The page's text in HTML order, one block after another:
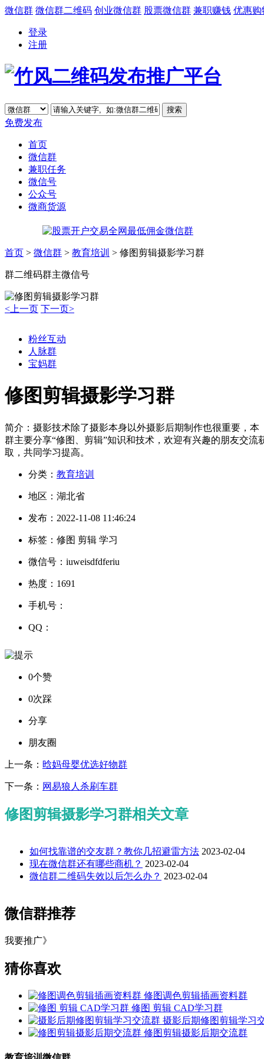
微信群 微信群二维码 创业微信群 股票微信群 兼职赚钱 优惠购
登录
注册
免费发布
首页
微信群
兼职任务
微信号
公众号
微商货源
首页 > 微信群 > 教育培训 > 修图剪辑摄影学习群
群二维码群主微信号
<上一页 下一页>
粉丝互动
人脉群
宝妈群
修图剪辑摄影学习群
简介： 摄影技术除了摄影本身以外摄影后期制作也很重要，本
群主要分享“修图、剪辑”知识和技术，欢迎有兴趣的朋友交流
取，共同学习提高。
分类： 教育培训
地区： 湖北省
发布： 2022-11-08 11:46:24
标签： 修图 剪辑 学习
微信号： iuweisdfdferiu
热度： 1691
手机号：
QQ：
0个赞
0次踩
分享
朋友圈
上一条： 晗妈母婴优选好物群
下一条： 网易狼人杀刷车群
修图剪辑摄影学习群相关文章
如何找靠谱的交友群？教你几招避雷方法 2023-02-04
现在微信群还有哪些商机？ 2023-02-04
微信群二维码失效以后怎么办？ 2023-02-04
微信群推荐
我要推广》
猜你喜欢
修图调色剪辑插画资料群
修图 剪辑 CAD学习群
摄影后期修图剪辑学习
修图剪辑摄影后期交流群